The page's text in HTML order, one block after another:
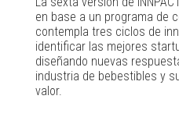
en base a un programa de
contempla tres ciclos de
identificar las mejores
diseñando nuevas
industria de bebestibles y
valor.